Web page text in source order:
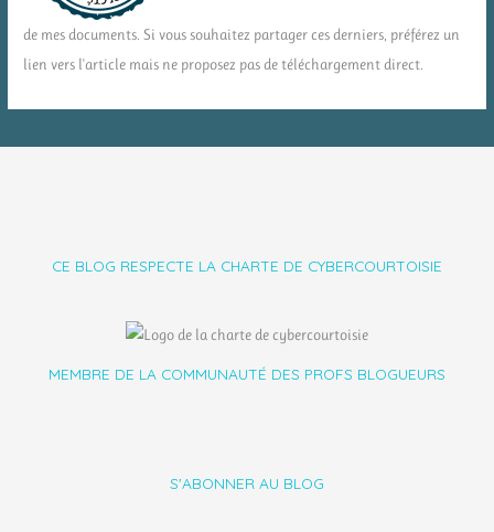
de mes documents. Si vous souhaitez partager ces derniers, préférez un
lien vers l'article mais ne proposez pas de téléchargement direct.
CE BLOG RESPECTE LA CHARTE DE CYBERCOURTOISIE
MEMBRE DE LA COMMUNAUTÉ DES PROFS BLOGUEURS
S'ABONNER AU BLOG